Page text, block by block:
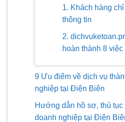
1. Khách hàng
thông tin
2.
hoàn thành 8 việc
9 Ưu điểm về dịch vụ
nghiệp tại Điện Biên
Hướng dẫn hồ sơ, thủ tục
doanh nghiệp tại Điện